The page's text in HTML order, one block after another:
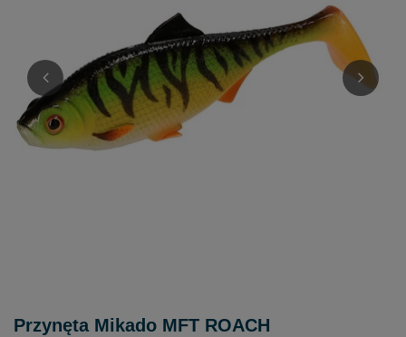
Przynęta Mikado MFT ROACH